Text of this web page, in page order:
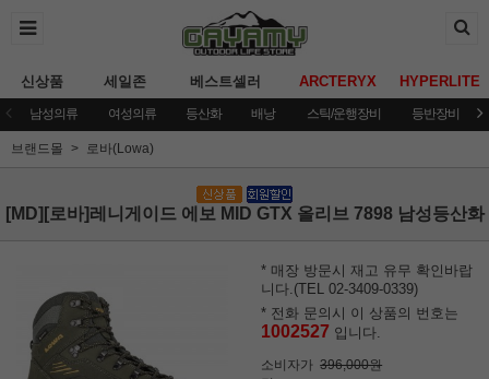
신상품 세일존 베스트셀러 ARCTERYX HYPERLITE
남성의류 여성의류 등산화 배낭 스틱/운행장비 등반장비
브랜드몰 로바(Lowa)
[MD][로바]레니게이드 에보 MID GTX 올리브 7898 남성등산화
* 매장 방문시 재고 유무 확인바랍
니다.(TEL 02-3409-0339)
* 전화 문의시 이 상품의 번호는
1002527 입니다.
소비자가 396,000원